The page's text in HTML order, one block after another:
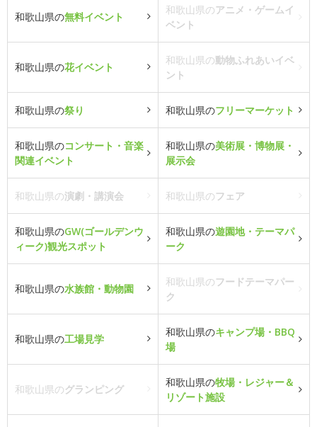
和歌山県の無料イベント
和歌山県のアニメ・ゲームイ
ベント
和歌山県の花イベント
和歌山県の動物ふれあいイベ
ント
和歌山県の祭り 和歌山県のフリーマーケット
和歌山県のコンサート・音楽
関連イベント
和歌山県の美術展・博物展・
展示会
和歌山県の演劇・講演会 和歌山県のフェア
和歌山県のGW(ゴールデンウ
ィーク)観光スポット
和歌山県の遊園地・テーマパ
ーク
和歌山県の水族館・動物園
和歌山県のフードテーマパー
ク
和歌山県の工場見学
和歌山県のキャンプ場・BBQ
場
和歌山県のグランピング
和歌山県の牧場・レジャー＆
リゾート施設